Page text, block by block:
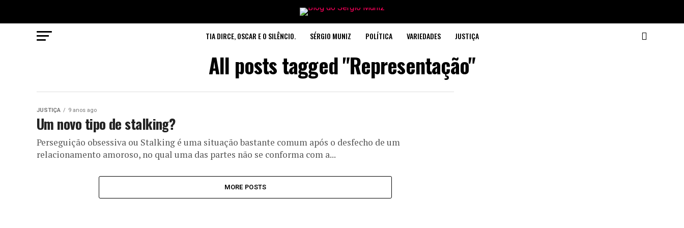
TIA DIRCE, OSCAR E O SILÊNCIO. SÉRGIO MUNIZ POLÍTICA VARIEDADES JUSTIÇA
All posts tagged "Representação"
JUSTIÇA 9 anos ago
Um novo tipo de stalking?
Perseguição obsessiva ou Stalking é uma situação bastante comum após o desfecho de um
relacionamento amoroso, no qual uma das partes não se conforma com a...
MORE POSTS